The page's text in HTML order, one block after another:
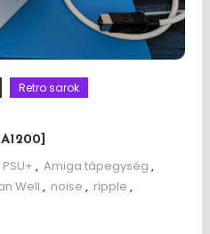
Retro sarok
, Amiga tápegység ,
Well , noise , ripple ,